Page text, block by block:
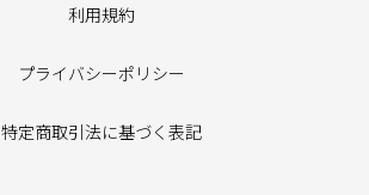
利用規約
プライバシーポリシー
特定商取引法に基づく表記